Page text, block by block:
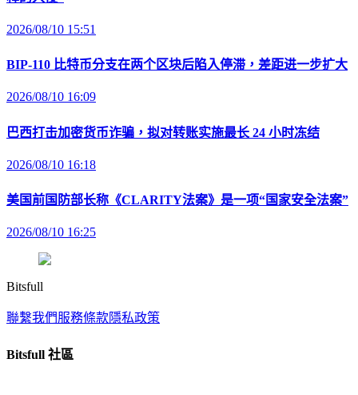
2026/08/10 15:51
BIP-110 比特币分支在两个区块后陷入停滞，差距进一步扩大
2026/08/10 16:09
巴西打击加密货币诈骗，拟对转账实施最长 24 小时冻结
2026/08/10 16:18
美国前国防部长称《CLARITY法案》是一项“国家安全法案”
2026/08/10 16:25
Bitsfull
聯繫我們服務條款隱私政策
Bitsfull 社區